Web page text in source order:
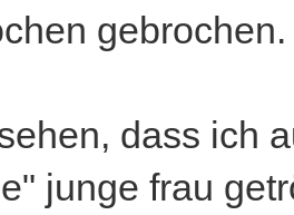
dass ich
junge frau